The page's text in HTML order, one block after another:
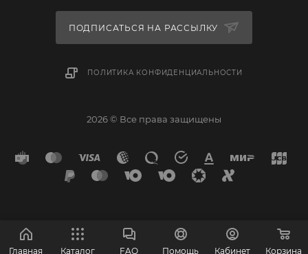
ПОДПИСАТЬСЯ НА РАССЫЛКУ
ПОЛИТИКА КОНФИДЕНЦИАЛЬНОСТИ
2026 © Все права защищены
Главная Каталог FAQ Помощь Кабинет Корзина